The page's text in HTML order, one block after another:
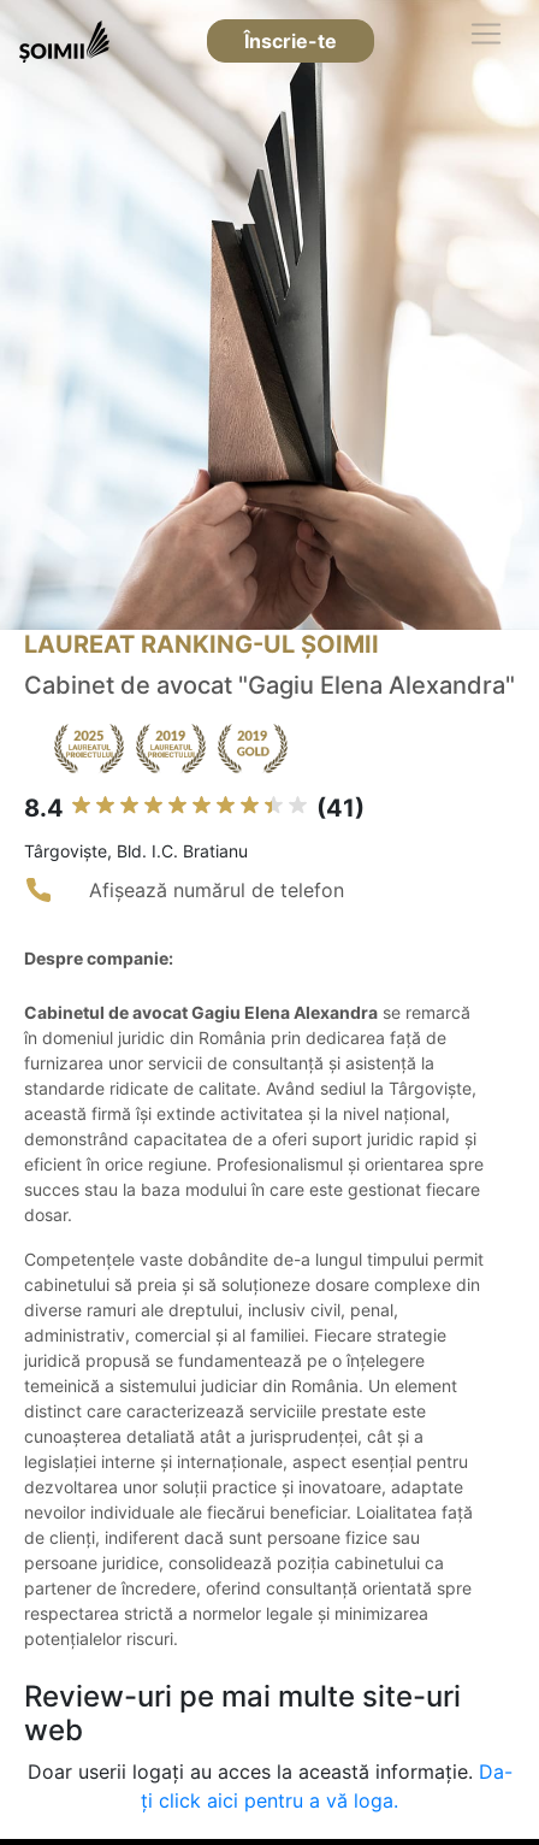
Înscrie-te
LAUREAT RANKING-UL ȘOIMII
Cabinet de avocat "Gagiu Elena Alexandra"
8.4 (41)
Târgovişte, Bld. I.C. Bratianu
Afișează numărul de telefon
Despre companie:
Cabinetul de avocat Gagiu Elena Alexandra se remarcă
în domeniul juridic din România prin dedicarea față de
furnizarea unor servicii de consultanță și asistență la
standarde ridicate de calitate. Având sediul la Târgoviște,
această firmă își extinde activitatea și la nivel național,
demonstrând capacitatea de a oferi suport juridic rapid și
eficient în orice regiune. Profesionalismul și orientarea spre
succes stau la baza modului în care este gestionat fiecare
dosar.
Competențele vaste dobândite de-a lungul timpului permit
cabinetului să preia și să soluționeze dosare complexe din
diverse ramuri ale dreptului, inclusiv civil, penal,
administrativ, comercial și al familiei. Fiecare strategie
juridică propusă se fundamentează pe o înțelegere
temeinică a sistemului judiciar din România. Un element
distinct care caracterizează serviciile prestate este
cunoașterea detaliată atât a jurisprudenței, cât și a
legislației interne și internaționale, aspect esențial pentru
dezvoltarea unor soluții practice și inovatoare, adaptate
nevoilor individuale ale fiecărui beneficiar. Loialitatea față
de clienți, indiferent dacă sunt persoane fizice sau
persoane juridice, consolidează poziția cabinetului ca
partener de încredere, oferind consultanță orientată spre
respectarea strictă a normelor legale și minimizarea
potențialelor riscuri.
Review-uri pe mai multe site-uri
web
Doar userii logați au acces la această informație. Da-
ți click aici pentru a vă loga.